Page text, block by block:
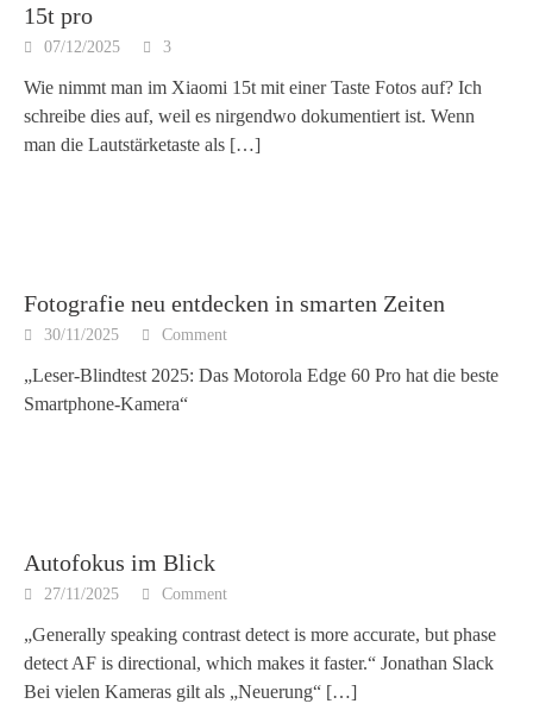
15t pro
07/12/2025 3
Wie nimmt man im Xiaomi 15t mit einer Taste Fotos auf? Ich
schreibe dies auf, weil es nirgendwo dokumentiert ist. Wenn
man die Lautstärketaste als […]
Fotografie neu entdecken in smarten Zeiten
30/11/2025 Comment
„Leser-Blindtest 2025: Das Motorola Edge 60 Pro hat die beste
Smartphone-Kamera“
Autofokus im Blick
27/11/2025 Comment
„Generally speaking contrast detect is more accurate, but phase
detect AF is directional, which makes it faster.“ Jonathan Slack
Bei vielen Kameras gilt als „Neuerung“ […]